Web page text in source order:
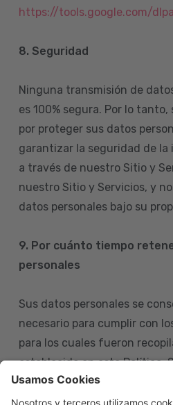
https://tools.google.com/
8. Seguridad
Ninguna transmisión de
es 100% segura. Por lo
por proteger sus datos
garantizar la seguridad de
a través de nuestro Sitio y
nuestro Sitio y Servicios, y
datos personales bajo su
9. Por cuánto tiempo
personales
Sus datos personales se
necesario para cumplir con
para los cuales fueron
establecido en esta Política.
eliminemos sus datos
de datos, tenga en cuenta